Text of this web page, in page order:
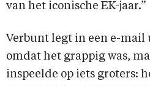
van het iconische EK-jaar.”
Verbunt legt in een e-mail
omdat het grappig was,
inspeelde op iets groters: